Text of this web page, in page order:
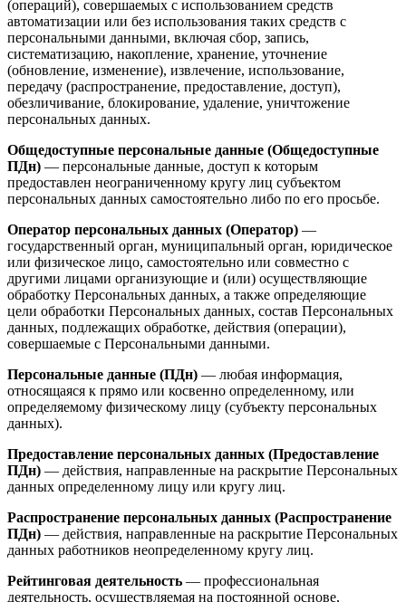
(операций), совершаемых с использованием средств
автоматизации или без использования таких средств с
персональными данными, включая сбор, запись,
систематизацию, накопление, хранение, уточнение
(обновление, изменение), извлечение, использование,
передачу (распространение, предоставление, доступ),
обезличивание, блокирование, удаление, уничтожение
персональных данных.
Общедоступные персональные данные (Общедоступные
ПДн) — персональные данные, доступ к которым
предоставлен неограниченному кругу лиц субъектом
персональных данных самостоятельно либо по его просьбе.
Оператор персональных данных (Оператор) —
государственный орган, муниципальный орган, юридическое
или физическое лицо, самостоятельно или совместно с
другими лицами организующие и (или) осуществляющие
обработку Персональных данных, а также определяющие
цели обработки Персональных данных, состав Персональных
данных, подлежащих обработке, действия (операции),
совершаемые с Персональными данными.
Персональные данные (ПДн) — любая информация,
относящаяся к прямо или косвенно определенному, или
определяемому физическому лицу (субъекту персональных
данных).
Предоставление персональных данных (Предоставление
ПДн) — действия, направленные на раскрытие Персональных
данных определенному лицу или кругу лиц.
Распространение персональных данных (Распространение
ПДн) — действия, направленные на раскрытие Персональных
данных работников неопределенному кругу лиц.
Рейтинговая деятельность — профессиональная
деятельность, осуществляемая на постоянной основе,